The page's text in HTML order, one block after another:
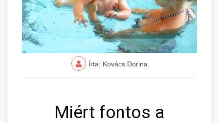
Írta: Kovács Dorina
Miért fontos a